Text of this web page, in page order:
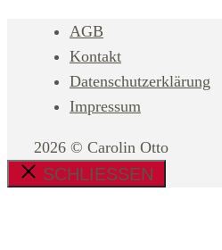
AGB
Kontakt
Datenschutzerklärung
Impressum
2026 © Carolin Otto
SCHLIESSEN